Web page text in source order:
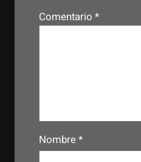
Comentario *
Nombre*